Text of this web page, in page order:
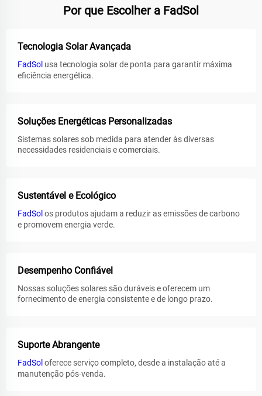
Por que Escolher a FadSol
Tecnologia Solar Avançada
FadSol usa tecnologia solar de ponta para garantir máxima
eficiência energética.
Soluções Energéticas Personalizadas
Sistemas solares sob medida para atender às diversas
necessidades residenciais e comerciais.
Sustentável e Ecológico
FadSol os produtos ajudam a reduzir as emissões de carbono
e promovem energia verde.
Desempenho Confiável
Nossas soluções solares são duráveis e oferecem um
fornecimento de energia consistente e de longo prazo.
Suporte Abrangente
FadSol oferece serviço completo, desde a instalação até a
manutenção pós-venda.